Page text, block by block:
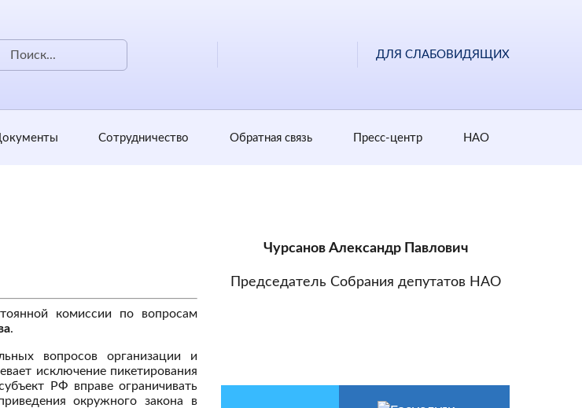
ДЛЯ СЛАБОВИДЯЩИХ
Сотрудничество Обратная cвязь Пресс-центр НАО
комиссии по вопросам
.
вопросов организации и
исключение пикетирования
РФ вправе ограничивать
окружного закона в
Чурсанов Александр Павлович
Председатель Собрания депутатов НАО